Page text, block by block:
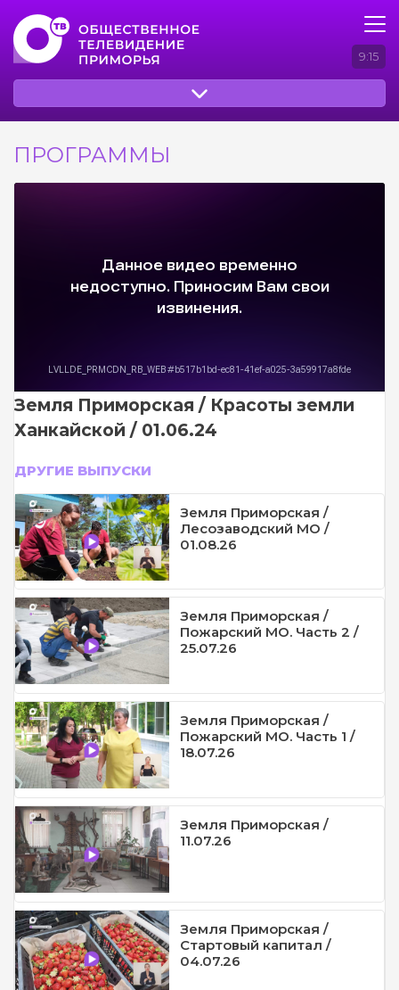
9:15
ПРОГРАММЫ
Земля Приморская / Красоты земли
Ханкайской / 01.06.24
ДРУГИЕ ВЫПУСКИ
Земля Приморская /
Лесозаводский МО /
01.08.26
Земля Приморская /
Пожарский МО. Часть 2 /
25.07.26
Земля Приморская /
Пожарский МО. Часть 1 /
18.07.26
Земля Приморская /
11.07.26
Земля Приморская /
Стартовый капитал /
04.07.26